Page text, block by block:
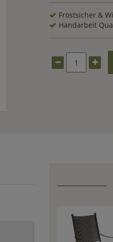
Frostsicher &
Handarbeit